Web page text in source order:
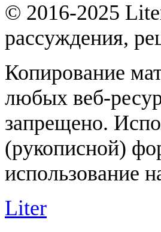
© 2016-2025
рассуждения,
Копирование
любых веб-
запрещено.
(рукописной)
использование
Liter